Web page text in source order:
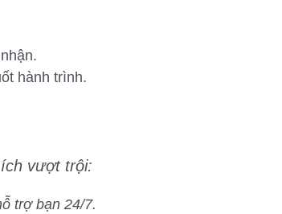
hành trình.
vượt trội:
trợ bạn 24/7.